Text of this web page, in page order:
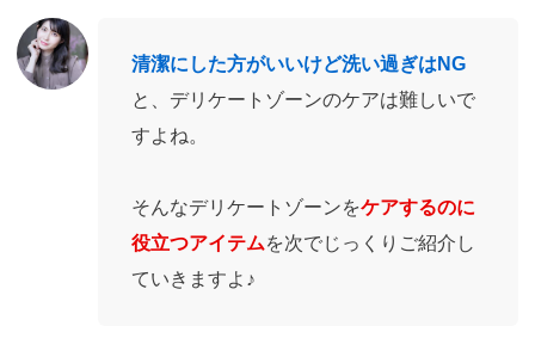
清潔にした方がいいけど洗い過ぎはNG
と、デリケートゾーンのケアは難しいで
すよね。
そんなデリケートゾーンをケアするのに
役立つアイテムを次でじっくりご紹介し
ていきますよ♪